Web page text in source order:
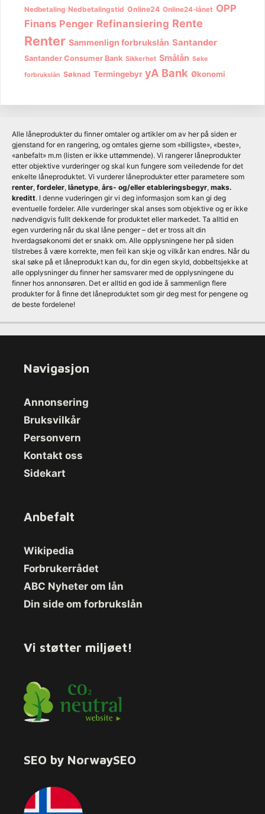
Nedbetaling Nedbetalingstid Online24 Online24-lånet OPP
Finans Penger Refinansiering Rente
Renter Sammenlign forbrukslån Santander
Santander Consumer Bank Sikkerhet Smålån Søke
forbrukslån Søknad Termingebyr yA Bank Økonomi
Alle låneprodukter du finner omtaler og artikler om av her på siden er
gjenstand for en rangering, og omtales gjerne som «billigste», «beste»,
«anbefalt» m.m (listen er ikke uttømmende). Vi rangerer låneprodukter
etter objektive vurderinger og skal kun fungere som veiledende for det
enkelte låneproduktet. Vi vurderer låneprodukter etter parametere som
renter, fordeler, lånetype, års- og/eller etableringsbegyr, maks.
kreditt. I denne vuderingen gir vi deg informasjon som kan gi deg
eventuelle fordeler. Alle vurderinger skal anses som objektive og er ikke
nødvendigvis fullt dekkende for produktet eller markedet. Ta alltid en
egen vurdering når du skal låne penger – det er tross alt din
hverdagsøkonomi det er snakk om. Alle opplysningene her på siden
tilstrebes å være korrekte, men feil kan skje og vilkår kan endres. Når du
skal søke på et låneprodukt kan du, for din egen skyld, dobbeltsjekke at
alle opplysninger du finner her samsvarer med de opplysningene du
finner hos annonsøren. Det er alltid en god ide å sammenlign flere
produkter for å finne det låneproduktet som gir deg mest for pengene og
de beste fordelene!
Navigasjon
Annonsering
Bruksvilkår
Personvern
Kontakt oss
Sidekart
Anbefalt
Wikipedia
Forbrukerrådet
ABC Nyheter om lån
Din side om forbrukslån
Vi støtter miljøet!
SEO by NorwaySEO